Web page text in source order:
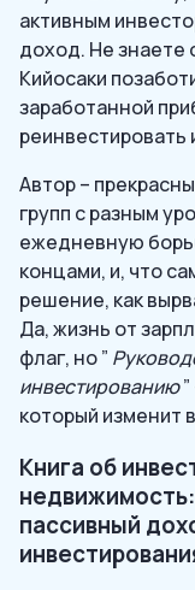
активным
доход. Не знаете
Кийосаки
заработанной
реинвестировать
Автор –
групп с разным
ежедневную
концами, и, что
решение, как
Да, жизнь от
флаг, но ”
инвестированию”
который изменит
Книга об
недвижимость:
пассивный